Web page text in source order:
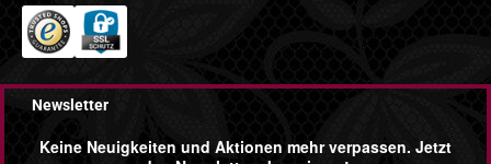
Newsletter
Keine Neuigkeiten und Aktionen mehr verpassen. Jetzt